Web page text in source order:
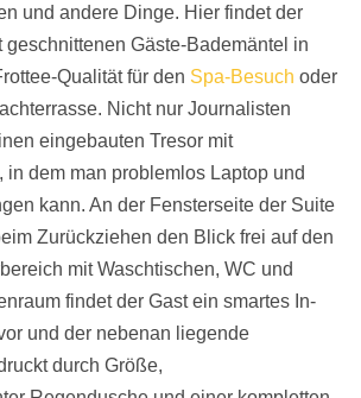
und andere Dinge. Hier findet der
geschnittenen Gäste-Bademäntel in
Qualität für den Spa-Besuch oder
Nicht nur Journalisten
eingebauten Tresor mit
in dem man problemlos Laptop und
kann. An der Fensterseite der Suite
Zurückziehen den Blick frei auf den
mit Waschtischen, WC und
findet der Gast ein smartes In-
und der nebenan liegende
durch Größe,